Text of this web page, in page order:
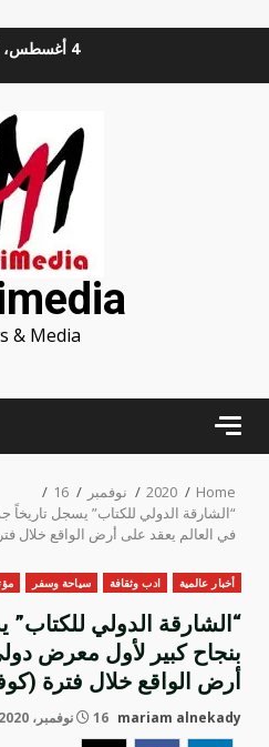
4 أغسطس، 2026
& Media
Home
2020 نوفمبر
16
“الشارقة الدولي للكتاب” يسجل تاريخاً
في العالم يعقد على أرض الواقع خلال فترة
أخبار عالمية ادب وثقافة سياحة وسفر
“الشارقة الدولي للكتاب”
بنجاح كبير لأول معرض
أرض الواقع خلال فترة
mariam alnekady 16 نوفمبر، 2020